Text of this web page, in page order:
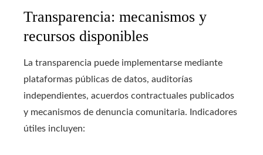
Transparencia: mecanismos y
recursos disponibles
La transparencia puede implementarse mediante
plataformas públicas de datos, auditorías
independientes, acuerdos contractuales publicados
y mecanismos de denuncia comunitaria. Indicadores
útiles incluyen: